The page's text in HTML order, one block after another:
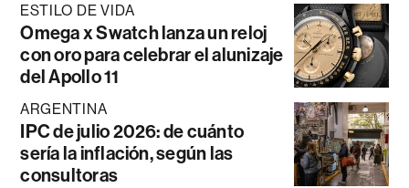
ESTILO DE VIDA
Omega x Swatch lanza un reloj
con oro para celebrar el alunizaje
del Apollo 11
ARGENTINA
IPC de julio 2026: de cuánto
sería la inflación, según las
consultoras